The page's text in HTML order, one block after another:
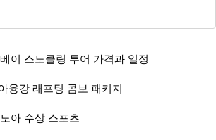
이 스노클링 투어 가격과 일정
융강 래프팅 콤보 패키지
아 수상 스포츠